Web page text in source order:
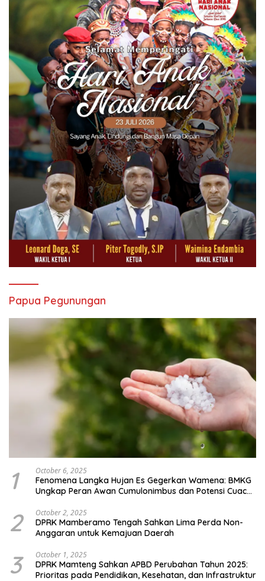
Papua Pegunungan
1 October 6, 2025
Fenomena Langka Hujan Es Gegerkan Wamena: BMKG
Ungkap Peran Awan Cumulonimbus dan Potensi Cuaca
2 October 2, 2025
DPRK Mamberamo Tengah Sahkan Lima Perda Non-
Anggaran untuk Kemajuan Daerah
3 October 1, 2025
DPRK Mamteng Sahkan APBD Perubahan Tahun 2025:
Prioritas pada Pendidikan, Kesehatan, dan Infrastruktur